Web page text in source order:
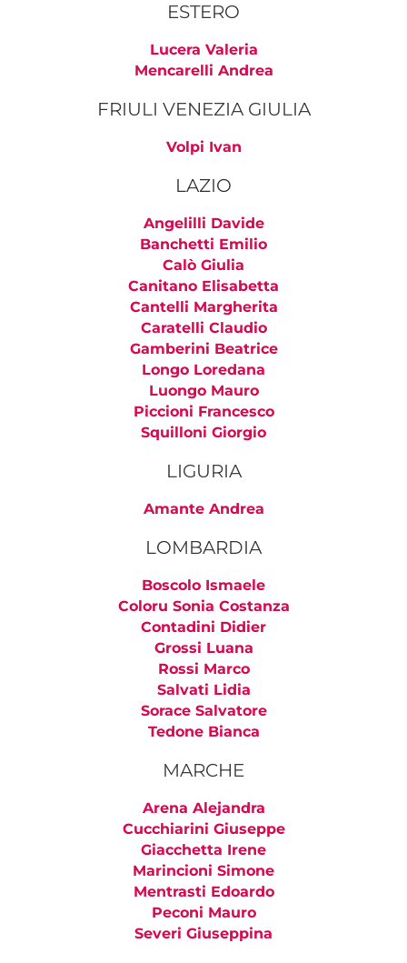
ESTERO
Lucera Valeria
Mencarelli Andrea
FRIULI VENEZIA GIULIA
Volpi Ivan
LAZIO
Angelilli Davide
Banchetti Emilio
Calò Giulia
Canitano Elisabetta
Cantelli Margherita
Caratelli Claudio
Gamberini Beatrice
Longo Loredana
Luongo Mauro
Piccioni Francesco
Squilloni Giorgio
LIGURIA
Amante Andrea
LOMBARDIA
Boscolo Ismaele
Coloru Sonia Costanza
Contadini Didier
Grossi Luana
Rossi Marco
Salvati Lidia
Sorace Salvatore
Tedone Bianca
MARCHE
Arena Alejandra
Cucchiarini Giuseppe
Giacchetta Irene
Marincioni Simone
Mentrasti Edoardo
Peconi Mauro
Severi Giuseppina